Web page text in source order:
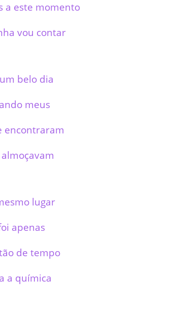
a este momento
vou contar
belo dia
meus
encontraram
almoçavam
lugar
apenas
de tempo
a química